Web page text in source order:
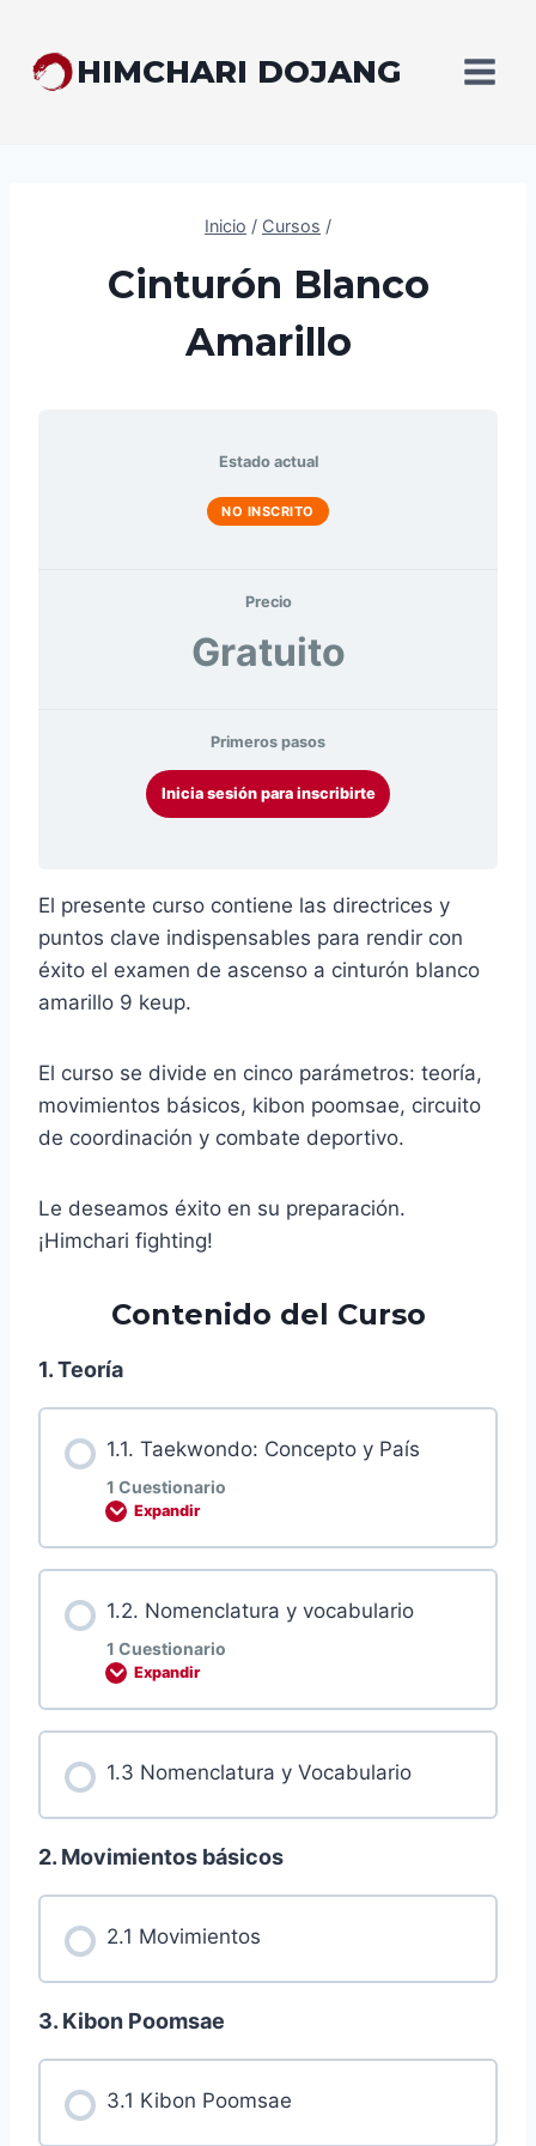
contenidoHIMCHARI DOJANG
Inicio / Cursos /
Cinturón Blanco
Amarillo
Estado actual
NO INSCRITO
Precio
Gratuito
Primeros pasos
Inicia sesión para inscribirte
El presente curso contiene las directrices y
puntos clave indispensables para rendir con
éxito el examen de ascenso a cinturón blanco
amarillo 9 keup.
El curso se divide en cinco parámetros: teoría,
movimientos básicos, kibon poomsae, circuito
de coordinación y combate deportivo.
Le deseamos éxito en su preparación.
¡Himchari fighting!
Contenido del Curso
1. Teoría
1.1. Taekwondo: Concepto y País
1 Cuestionario
Expandir
Examen de comprensión 1.1
1.2. Nomenclatura y vocabulario
1 Cuestionario
Expandir
Examen de comprensión 1.2 Bandera y
Principios
1.3 Nomenclatura y Vocabulario
2. Movimientos básicos
2.1 Movimientos
3. Kibon Poomsae
3.1 Kibon Poomsae